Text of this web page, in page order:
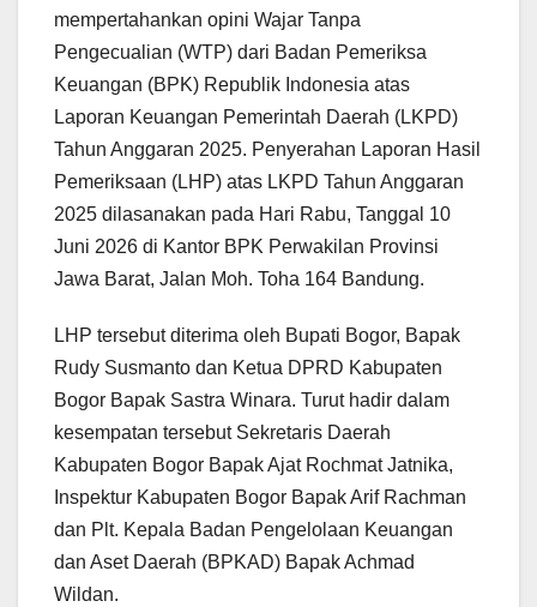
mempertahankan opini Wajar Tanpa
Pengecualian (WTP) dari Badan Pemeriksa
Keuangan (BPK) Republik Indonesia atas
Laporan Keuangan Pemerintah Daerah (LKPD)
Tahun Anggaran 2025. Penyerahan Laporan Hasil
Pemeriksaan (LHP) atas LKPD Tahun Anggaran
2025 dilasanakan pada Hari Rabu, Tanggal 10
Juni 2026 di Kantor BPK Perwakilan Provinsi
Jawa Barat, Jalan Moh. Toha 164 Bandung.
LHP tersebut diterima oleh Bupati Bogor, Bapak
Rudy Susmanto dan Ketua DPRD Kabupaten
Bogor Bapak Sastra Winara. Turut hadir dalam
kesempatan tersebut Sekretaris Daerah
Kabupaten Bogor Bapak Ajat Rochmat Jatnika,
Inspektur Kabupaten Bogor Bapak Arif Rachman
dan Plt. Kepala Badan Pengelolaan Keuangan
dan Aset Daerah (BPKAD) Bapak Achmad
Wildan.